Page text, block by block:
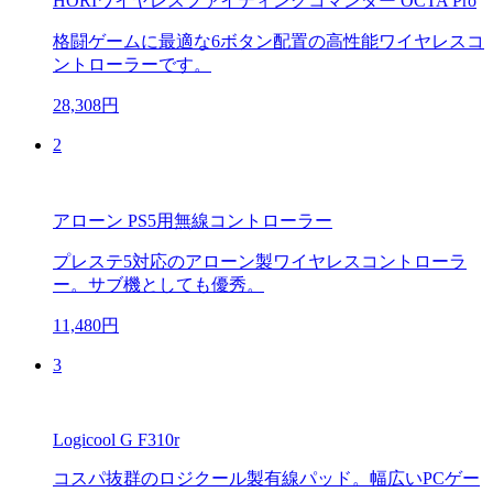
格闘ゲームに最適な6ボタン配置の高性能ワイヤレスコ
ントローラーです。
28,308円
2
アローン PS5用無線コントローラー
プレステ5対応のアローン製ワイヤレスコントローラ
ー。サブ機としても優秀。
11,480円
3
Logicool G F310r
コスパ抜群のロジクール製有線パッド。幅広いPCゲー